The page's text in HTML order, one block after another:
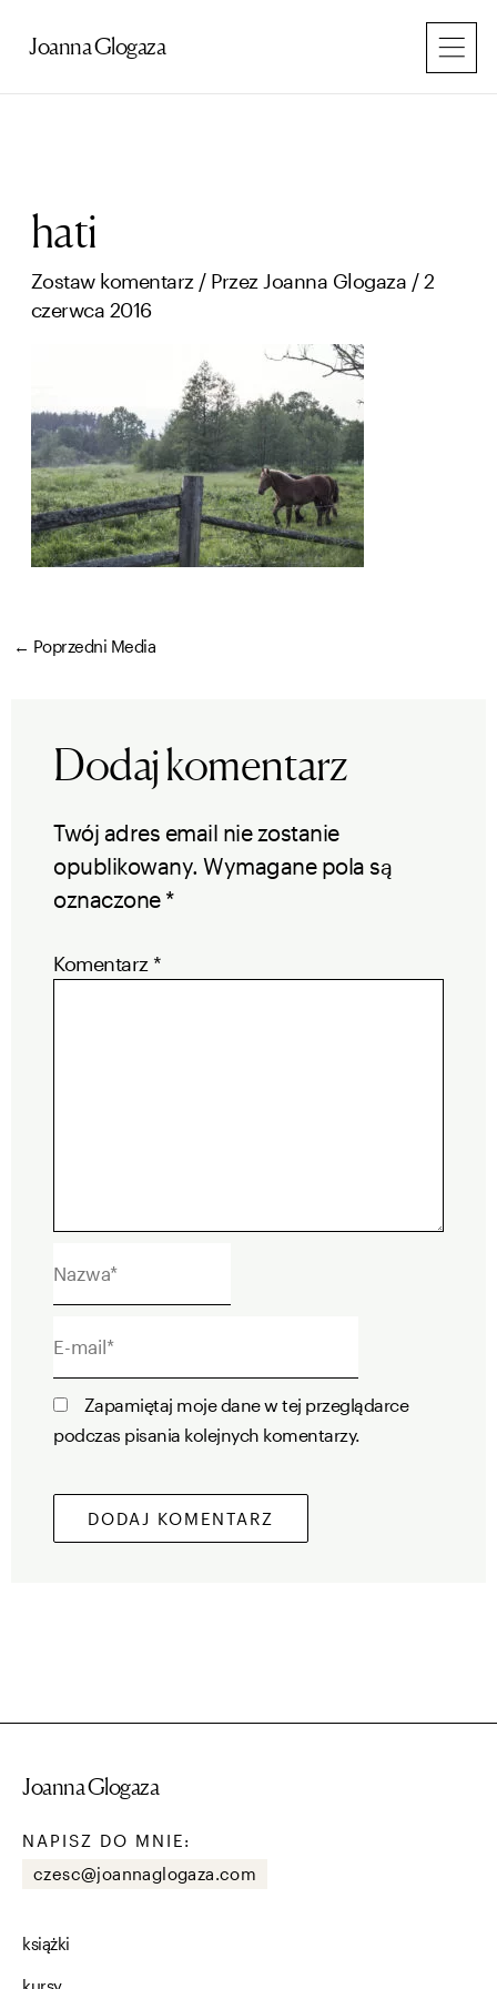
Joanna Glogaza
hati
Zostaw komentarz / PrzezJoanna Glogaza / 2
czerwca 2016
← Poprzedni Media
Dodaj komentarz
Twój adres email nie zostanie
opublikowany. Wymagane pola są
oznaczone *
Komentarz *
mail*
Zapamiętaj moje dane w tej przeglądarce
podczas pisania kolejnych komentarzy.
Joanna Glogaza
NAPISZ DO MNIE:
czesc@joannaglogaza.com
książki